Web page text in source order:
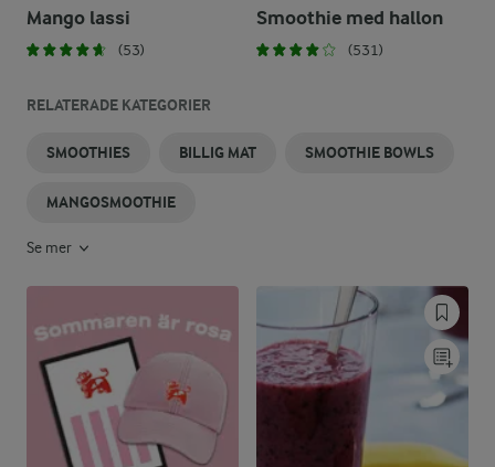
Mango lassi
(53)
Smoothie med hallon
(531)
RELATERADE KATEGORIER
SMOOTHIES BILLIG MAT SMOOTHIE BOWLS
MANGOSMOOTHIE
Se mer